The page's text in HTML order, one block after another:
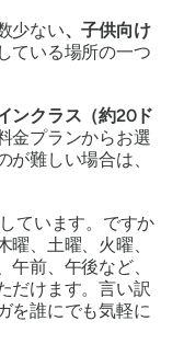
少ない、子供向け
ている場所の一つ
ンクラス（約20ド
金プランからお選
難しい場合は、
ています。ですか
曜、土曜、火曜、
前、午後など、
だけます。言い訳
を誰にでも気軽に